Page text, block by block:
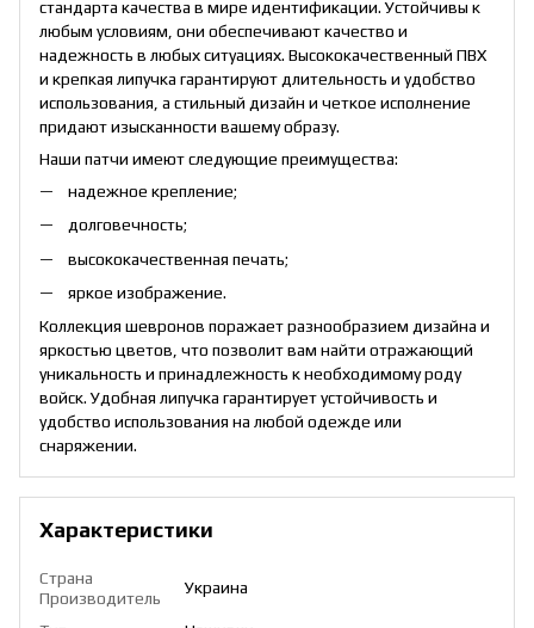
стандарта качества в мире идентификации. Устойчивы к
любым условиям, они обеспечивают качество и
надежность в любых ситуациях. Высококачественный ПВХ
и крепкая липучка гарантируют длительность и удобство
использования, а стильный дизайн и четкое исполнение
придают изысканности вашему образу.
Наши патчи имеют следующие преимущества:
надежное крепление;
долговечность;
высококачественная печать;
яркое изображение.
Коллекция шевронов поражает разнообразием дизайна и
яркостью цветов, что позволит вам найти отражающий
уникальность и принадлежность к необходимому роду
войск. Удобная липучка гарантирует устойчивость и
удобство использования на любой одежде или
снаряжении.
Характеристики
Страна
Производитель
Украина